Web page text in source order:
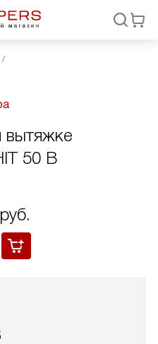
вытяжке
50 B
руб.